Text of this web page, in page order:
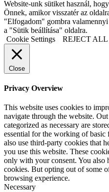
Website-unk sütiket használ,
Önnek, amikor visszatér az
"Elfogadom" gombra
a "Sütik beállítása" oldalra.
Cookie Settings
REJECT ALL
Close
Privacy Overview
This website uses cookies to
navigate through the website.
categorized as necessary are
essential for the working of
also use third-party cookies that
you use this website. These
only with your consent. You also
cookies. But opting out of some
browsing experience.
Necessary